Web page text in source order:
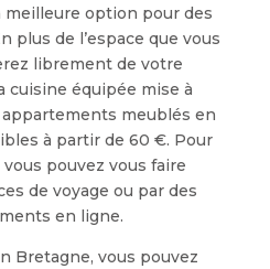
meilleure option pour des
plus de l’espace que vous
librement de votre
cuisine équipée mise à
meublés en
à partir de 60 €. Pour
pouvez vous faire
de voyage ou par des
en ligne.
Bretagne, vous pouvez